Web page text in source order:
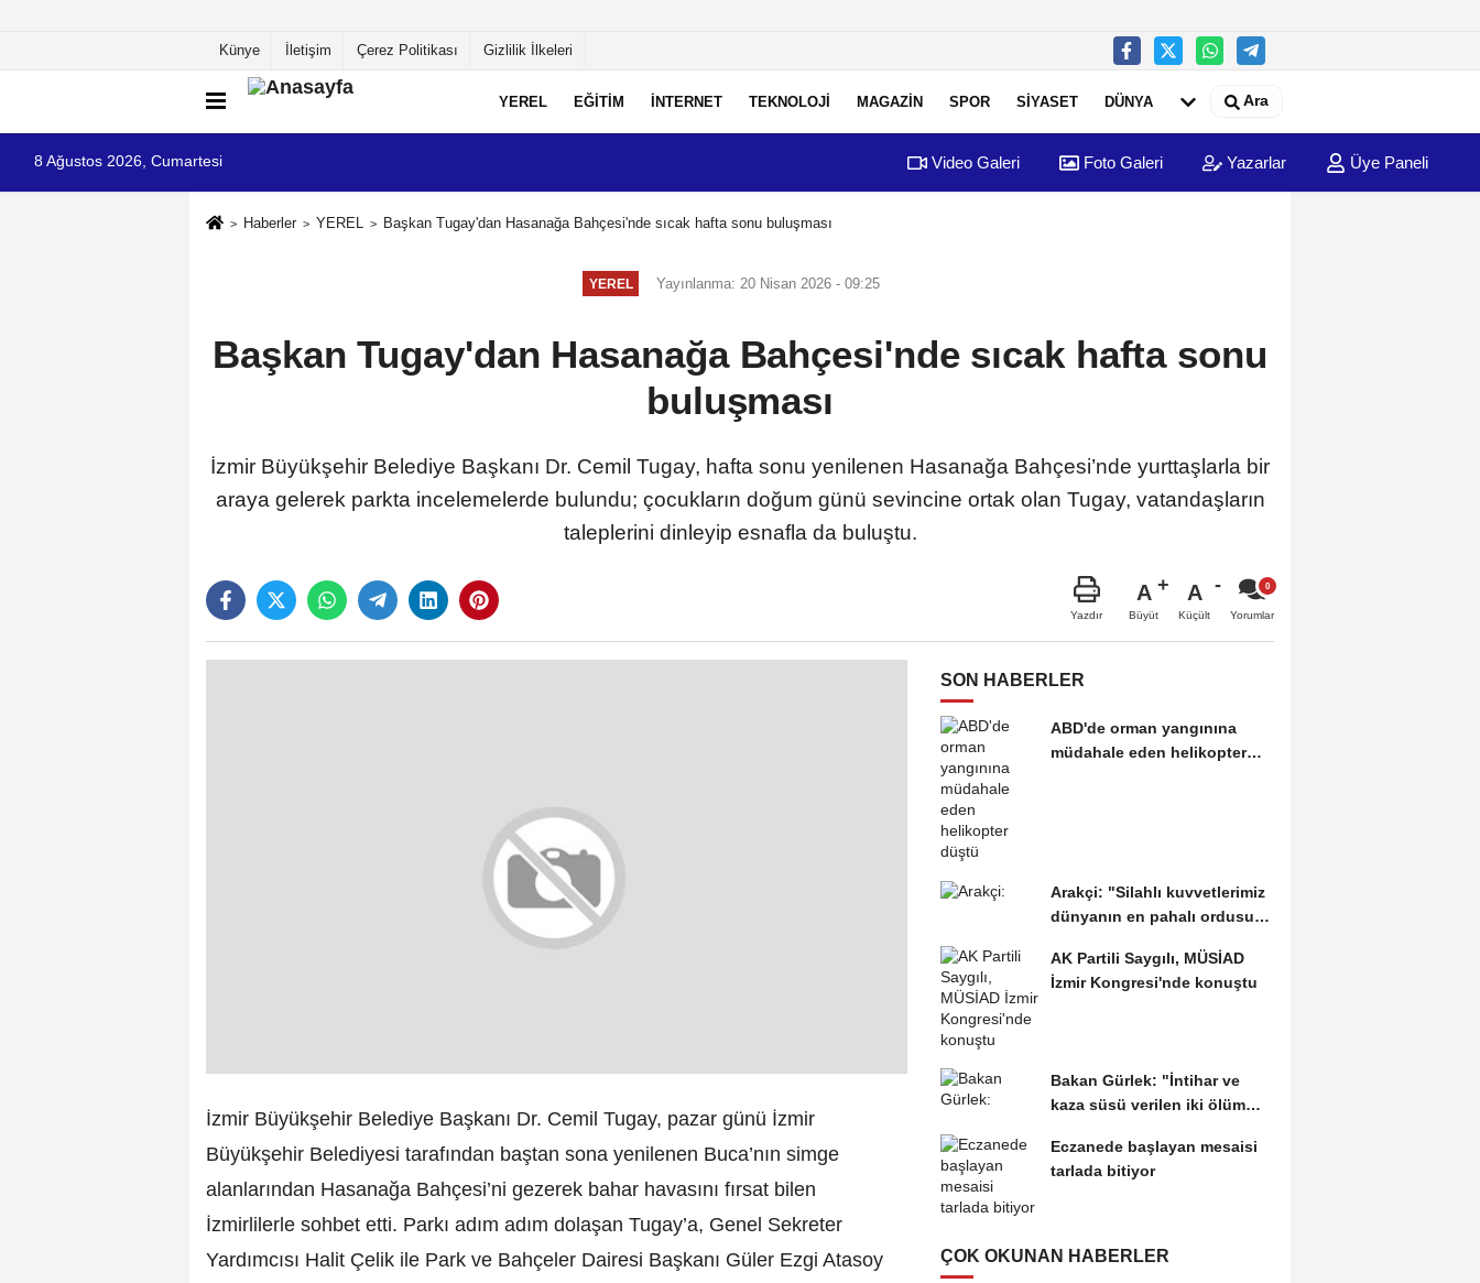
Künye İletişim Çerez Politikası Gizlilik İlkeleri
YEREL EĞİTİM İNTERNET TEKNOLOJİ MAGAZİN SPOR SİYASET DÜNYA Ara
8 Ağustos 2026, Cumartesi Video Galeri Foto Galeri Yazarlar Üye Paneli
Haberler YEREL Başkan Tugay'dan Hasanağa Bahçesi'nde sıcak hafta sonu buluşması
YEREL Yayınlanma: 20 Nisan 2026 - 09:25
Başkan Tugay'dan Hasanağa Bahçesi'nde sıcak hafta sonu
buluşması
İzmir Büyükşehir Belediye Başkanı Dr. Cemil Tugay, hafta sonu yenilenen Hasanağa Bahçesi’nde yurttaşlarla bir
araya gelerek parkta incelemelerde bulundu; çocukların doğum günü sevincine ortak olan Tugay, vatandaşların
taleplerini dinleyip esnafla da buluştu.
Yazdır
A
Büyüt
A
Küçült Yorumlar
İzmir Büyükşehir Belediye Başkanı Dr. Cemil Tugay, pazar günü İzmir
Büyükşehir Belediyesi tarafından baştan sona yenilenen Buca’nın simge
alanlarından Hasanağa Bahçesi’ni gezerek bahar havasını fırsat bilen
İzmirlilerle sohbet etti. Parkı adım adım dolaşan Tugay’a, Genel Sekreter
Yardımcısı Halit Çelik ile Park ve Bahçeler Dairesi Başkanı Güler Ezgi Atasoy
SON HABERLER
ABD'de orman yangınına
müdahale eden helikopter
Arakçi: "Silahlı kuvvetlerimiz
dünyanın en pahalı ordusuna
AK Partili Saygılı, MÜSİAD
İzmir Kongresi'nde konuştu
Bakan Gürlek: "İntihar ve
kaza süsü verilen iki ölüm
Eczanede başlayan mesaisi
tarlada bitiyor
ÇOK OKUNAN HABERLER